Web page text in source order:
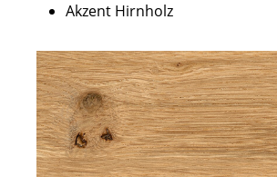
Akzent Hirnholz